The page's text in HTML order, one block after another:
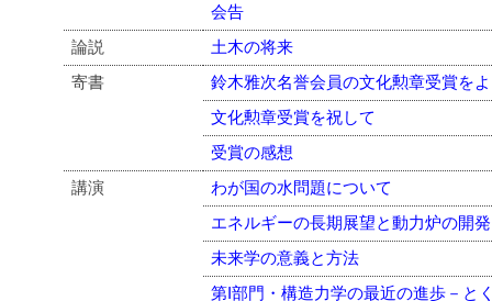
会告
論説
土木の将来
寄書
鈴木雅次名誉会員の文化勲章受賞を
文化勲章受賞を祝して
受賞の感想
講演
わが国の水問題について
エネルギーの長期展望と動力炉の開発
未来学の意義と方法
第I部門・構造力学の最近の進歩－と